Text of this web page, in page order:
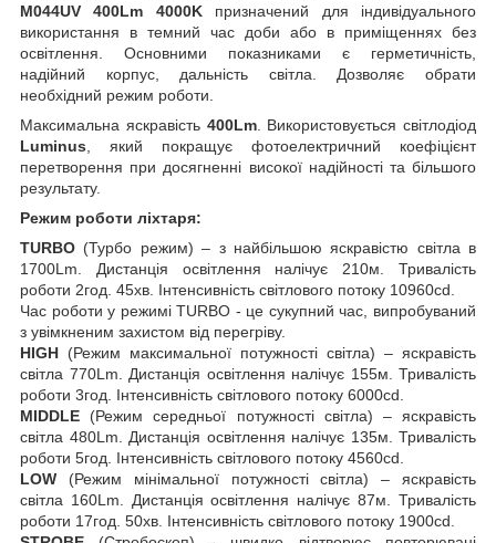
M044UV 400Lm 4000Kпризначений для індивідуального
використання в темний час доби або в приміщеннях без
освітлення. Основними показниками є герметичність,
надійний корпус, дальність світла. Дозволяє обрати
необхідний режим роботи.
Максимальна яскравість 400Lm. Використовується світлодіод
Luminus , який покращує фотоелектричний коефіцієнт
перетворення при досягненні високої надійності та більшого
результату.
Режим роботи ліхтаря:
TURBO (Турбо режим) – з найбільшою яскравістю світла в
1700Lm. Дистанція освітлення налічує 210м. Тривалість
роботи 2год. 45хв. Інтенсивність світлового потоку 10960cd.
Час роботи у режимі TURBO - це сукупний час, випробуваний
з увімкненим захистом від перегріву.
HIGH (Режим максимальної потужності світла) – яскравість
світла 770Lm. Дистанція освітлення налічує 155м. Тривалість
роботи 3год. Інтенсивність світлового потоку 6000cd.
MIDDLE (Режим середньої потужності світла) – яскравість
світла 480Lm. Дистанція освітлення налічує 135м. Тривалість
роботи 5год. Інтенсивність світлового потоку 4560cd.
LOW (Режим мінімальної потужності світла) – яскравість
світла 160Lm. Дистанція освітлення налічує 87м. Тривалість
роботи 17год. 50хв. Інтенсивність світлового потоку 1900cd.